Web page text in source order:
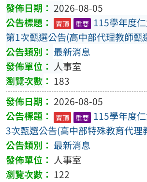
2026-08-05
置頂 重要 115學年度
第1次甄選公告(高中部代理教師甄
最新消息
人事室
183
2026-08-05
置頂 重要 115學年度
3次甄選公告(高中部特殊教育代理
最新消息
人事室
122